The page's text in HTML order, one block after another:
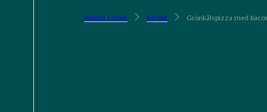
Danish Crown Recept Grönkålspizza med